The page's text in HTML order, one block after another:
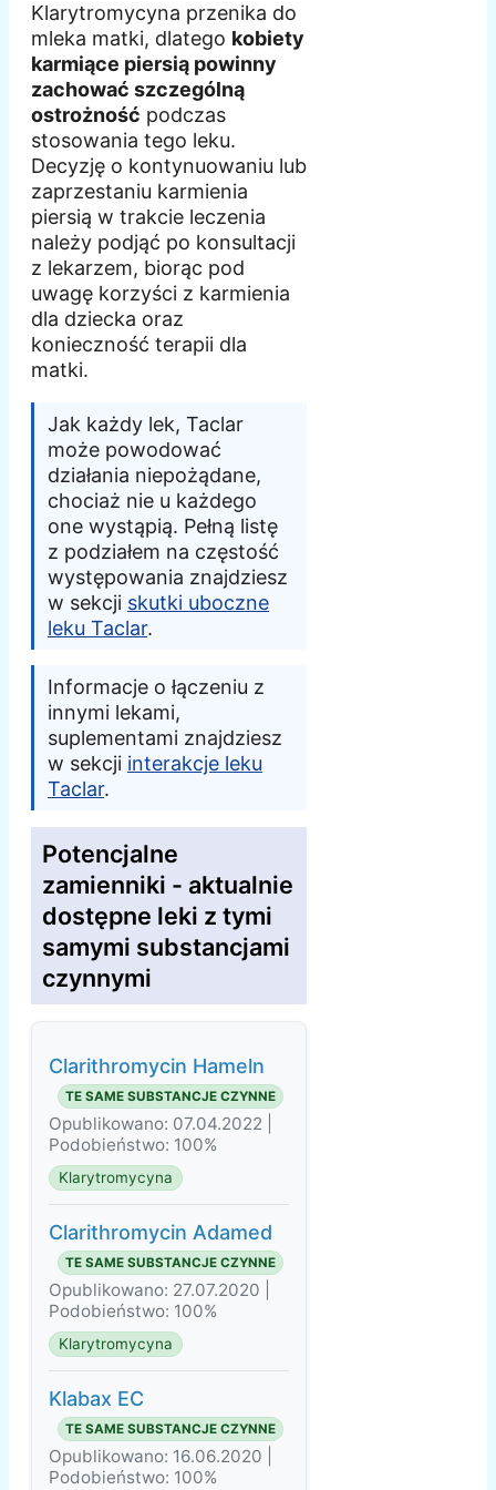
Klarytromycyna przenika do
mleka matki, dlatego kobiety
karmiące piersią powinny
zachować szczególną
ostrożność podczas
stosowania tego leku.
Decyzję o kontynuowaniu lub
zaprzestaniu karmienia
piersią w trakcie leczenia
należy podjąć po konsultacji
z lekarzem, biorąc pod
uwagę korzyści z karmienia
dla dziecka oraz
konieczność terapii dla
matki.
Jak każdy lek, Taclar
może powodować
działania niepożądane,
chociaż nie u każdego
one wystąpią. Pełną listę
z podziałem na częstość
występowania znajdziesz
w sekcji skutki uboczne
leku Taclar.
Informacje o łączeniu z
innymi lekami,
suplementami znajdziesz
w sekcji interakcje leku
Taclar.
Potencjalne
zamienniki - aktualnie
dostępne leki z tymi
samymi substancjami
czynnymi
Clarithromycin Hameln
TE SAME SUBSTANCJE CZYNNE
Opublikowano: 07.04.2022 |
Podobieństwo: 100%
Klarytromycyna
Clarithromycin Adamed
TE SAME SUBSTANCJE CZYNNE
Opublikowano: 27.07.2020 |
Podobieństwo: 100%
Klarytromycyna
Klabax EC
TE SAME SUBSTANCJE CZYNNE
Opublikowano: 16.06.2020 |
Podobieństwo: 100%